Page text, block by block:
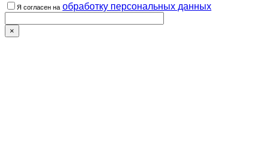
Я согласен на обработку персональных данных
×